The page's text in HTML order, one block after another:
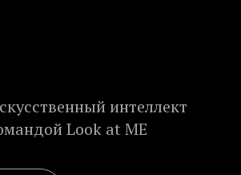
интеллект
Look at ME